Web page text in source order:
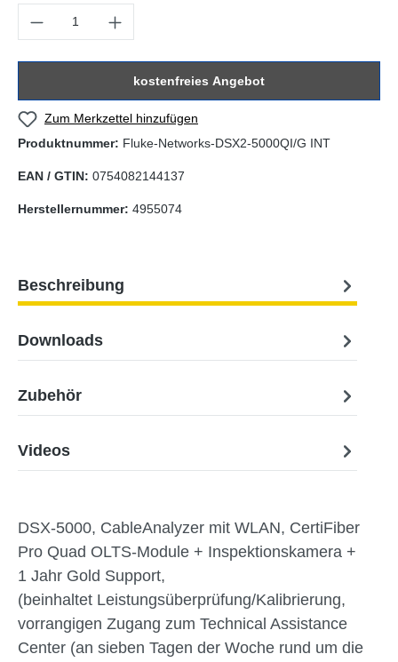
kostenfreies Angebot
Zum Merkzettel hinzufügen
Produktnummer: Fluke-Networks-DSX2-5000QI/G INT
EAN / GTIN: 0754082144137
Herstellernummer: 4955074
Beschreibung
Downloads
Zubehör
Videos
DSX-5000, CableAnalyzer mit WLAN, CertiFiber
Pro Quad OLTS-Module + Inspektionskamera +
1 Jahr Gold Support,
(beinhaltet Leistungsüberprüfung/Kalibrierung,
vorrangigen Zugang zum Technical Assistance
Center (an sieben Tagen der Woche rund um die